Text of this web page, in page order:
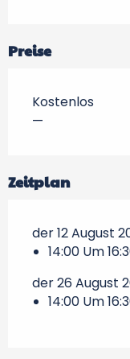
Preise
Kostenlos
—
Zeitplan
der 12 August
14:00 Um
der 26 August
14:00 Um